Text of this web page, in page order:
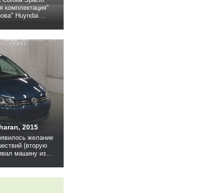
комплектация"
Huyndai
2011 1.4
что
2015
(вторую
машину из
качество.
В идеале